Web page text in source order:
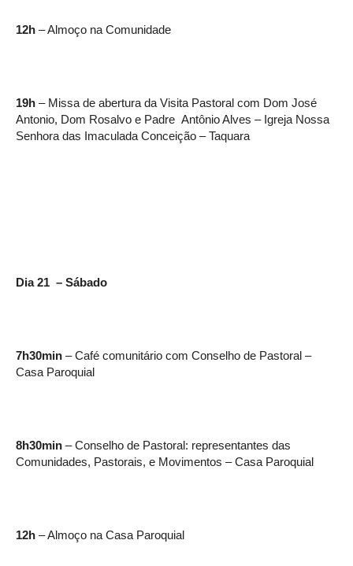
12h – Almoço na Comunidade
19h – Missa de abertura da Visita Pastoral com Dom José
Antonio, Dom Rosalvo e Padre Antônio Alves – Igreja Nossa
Senhora das Imaculada Conceição – Taquara
Dia 21 – Sábado
7h30min – Café comunitário com Conselho de Pastoral –
Casa Paroquial
8h30min – Conselho de Pastoral: representantes das
Comunidades, Pastorais, e Movimentos – Casa Paroquial
12h – Almoço na Casa Paroquial